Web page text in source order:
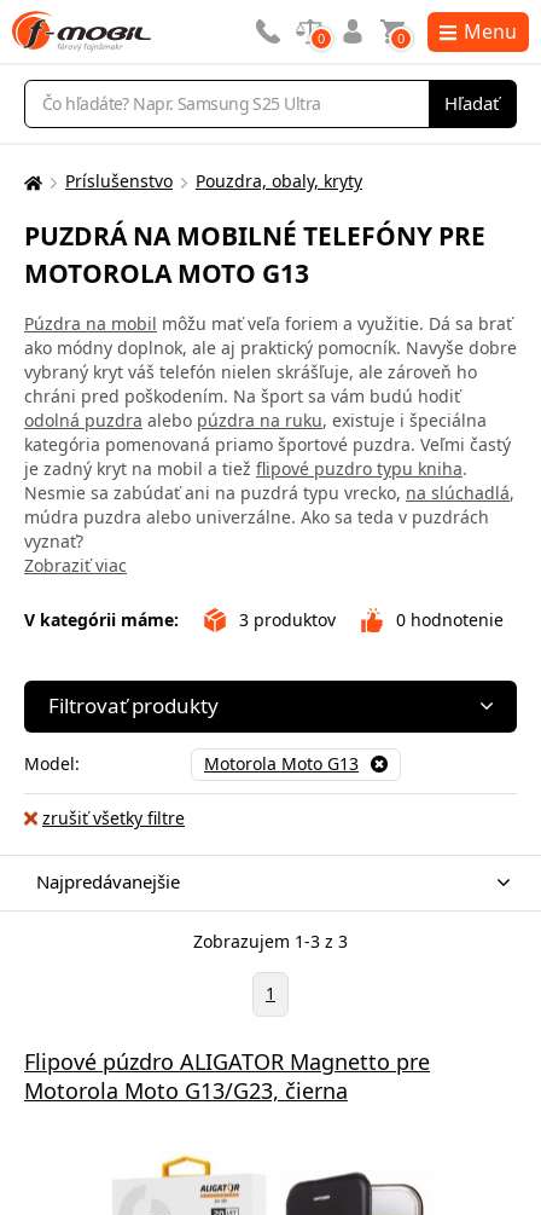
Vyhľadávanie
Hľadať
0 0 Menu
Tu
nachádzate:
Príslušenstvo Pouzdra, obaly, kryty
PUZDRÁ NA MOBILNÉ TELEFÓNY PRE
MOTOROLA MOTO G13
Púzdra na mobil môžu mať veľa foriem a využitie. Dá sa brať
ako módny doplnok, ale aj praktický pomocník. Navyše dobre
vybraný kryt váš telefón nielen skrášľuje, ale zároveň ho
chráni pred poškodením. Na šport sa vám budú hodiť
odolná puzdra alebo púzdra na ruku, existuje i špeciálna
kategória pomenovaná priamo športové puzdra. Veľmi častý
je zadný kryt na mobil a tiež flipové puzdro typu kniha.
Nesmie sa zabúdať ani na puzdrá typu vrecko, na slúchadlá,
múdra puzdra alebo univerzálne. Ako sa teda v puzdrách
vyznať?
Zobraziť viac
V kategórii máme: 3 produktov 0 hodnotenie
Filtrovať produkty
Model: Motorola Moto G13
zrušiť všetky filtre
Najpredávanejšie
Zobrazujem 1-3 z 3
1
Flipové púzdro ALIGATOR Magnetto pre
Motorola Moto G13/G23, čierna